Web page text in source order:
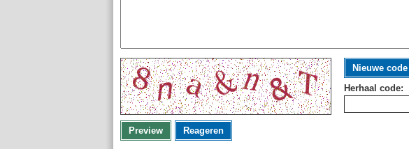
Nieuwe code
Herhaal code:
Preview Reageren